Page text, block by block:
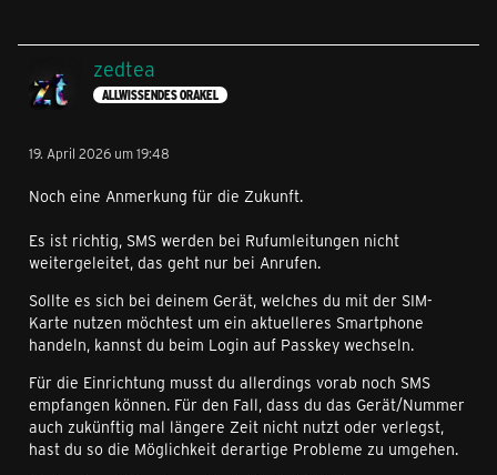
zedtea
ALLWISSENDES ORAKEL
19. April 2026 um 19:48
Noch eine Anmerkung für die Zukunft.
Es ist richtig, SMS werden bei Rufumleitungen nicht
weitergeleitet, das geht nur bei Anrufen.
Sollte es sich bei deinem Gerät, welches du mit der SIM-
Karte nutzen möchtest um ein aktuelleres Smartphone
handeln, kannst du beim Login auf Passkey wechseln.
Für die Einrichtung musst du allerdings vorab noch SMS
empfangen können. Für den Fall, dass du das Gerät/Nummer
auch zukünftig mal längere Zeit nicht nutzt oder verlegst,
hast du so die Möglichkeit derartige Probleme zu umgehen.